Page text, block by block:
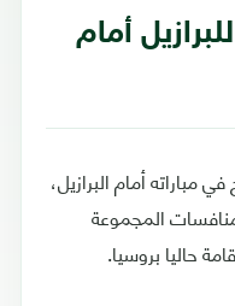
أمام
أمام البرازيل،
المجموعة
حاليا بروسيا.